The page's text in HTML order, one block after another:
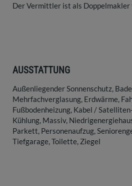
Der Vermittler ist als
AUSSTATTUNG
Außenliegender Sonnenschutz
Mehrfachverglasung Erdwärme
Fußbodenheizung Kabel /
Kühlung Massiv
Parkett Personenaufzug
Tiefgarage Toilette Ziegel